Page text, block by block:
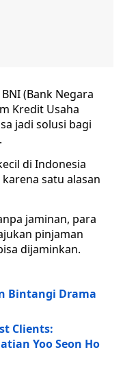
(Bank Negara
Kredit Usaha
jadi solusi bagi
di Indonesia
satu alasan
jaminan, para
pinjaman
dijaminkan.
Bintangi Drama
Clients:
Yoo Seon Ho